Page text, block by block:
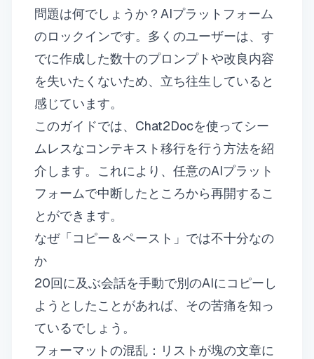
問題は何でしょうか？AIプラットフォーム
のロックインです。多くのユーザーは、す
でに作成した数十のプロンプトや改良内容
を失いたくないため、立ち往生していると
感じています。
このガイドでは、Chat2Docを使ってシー
ムレスなコンテキスト移行を行う方法を紹
介します。これにより、任意のAIプラット
フォームで中断したところから再開するこ
とができます。
なぜ「コピー＆ペースト」では不十分なの
か
20回に及ぶ会話を手動で別のAIにコピーし
ようとしたことがあれば、その苦痛を知っ
ているでしょう。
フォーマットの混乱：リストが塊の文章に